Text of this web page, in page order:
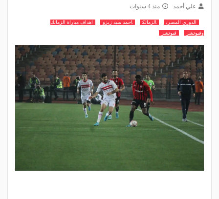
علي أحمد منذ 4 سنوات
الدوري المصري الزمالك احمد سيد زيزو
اهداف مباراة الزمالك
وفيوتشر
فيوتشر